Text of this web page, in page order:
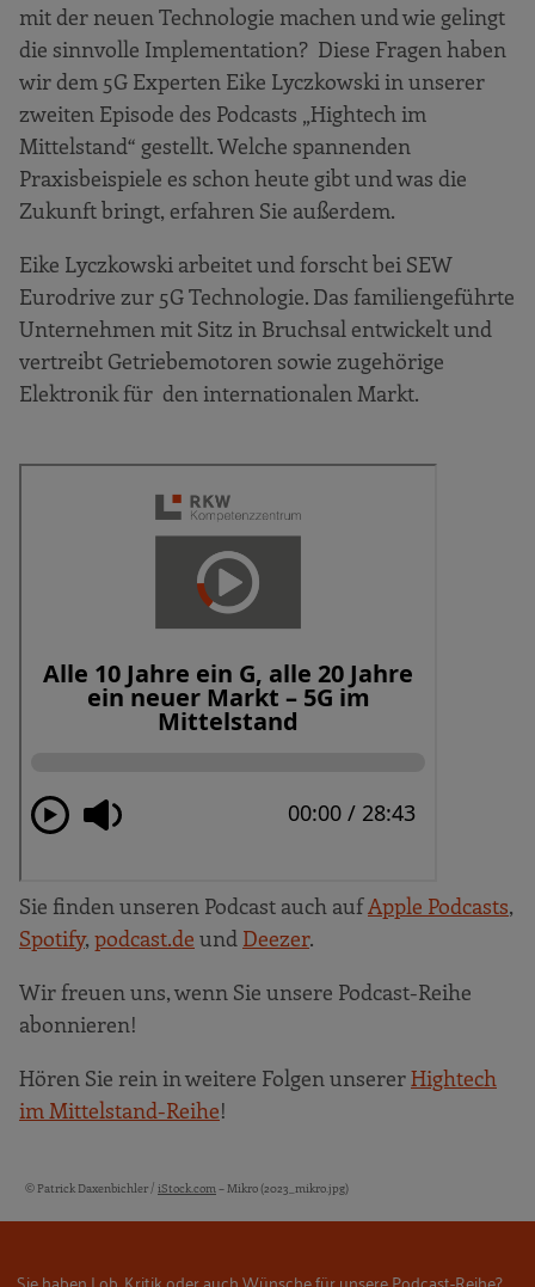
mit der neuen Technologie machen und wie gelingt
die sinnvolle Implementation? Diese Fragen haben
wir dem 5G Experten Eike Lyczkowski in unserer
zweiten Episode des Podcasts „Hightech im
Mittelstand“ gestellt. Welche spannenden
Praxisbeispiele es schon heute gibt und was die
Zukunft bringt, erfahren Sie außerdem.
Eike Lyczkowski arbeitet und forscht bei SEW
Eurodrive zur 5G Technologie. Das familiengeführte
Unternehmen mit Sitz in Bruchsal entwickelt und
vertreibt Getriebemotoren sowie zugehörige
Elektronik für den internationalen Markt.
Sie finden unseren Podcast auch aufApple Podcasts,
Spotify, podcast.de und Deezer.
Wir freuen uns, wenn Sie unsere Podcast-Reihe
abonnieren!
Hören Sie rein in weitere Folgen unsererHightech
im Mittelstand-Reihe!
Bildquellen und Copyright-Hinweise
© Patrick Daxenbichler / iStock.com – Mikro (2023_mikro.jpg)